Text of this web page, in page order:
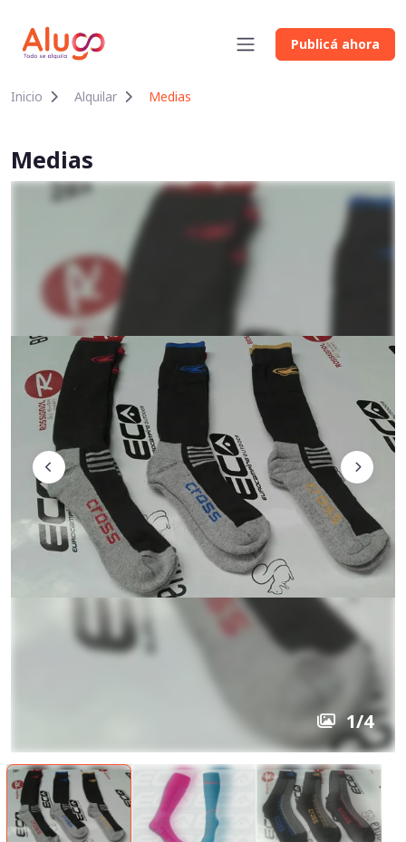
Publicá ahora
Inicio Alquilar Medias
1/4
Medias